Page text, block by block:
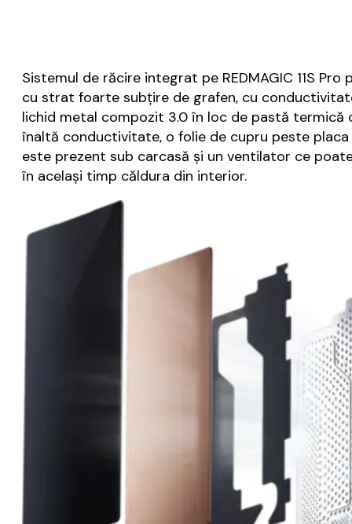
Sistemul de răcire integrat pe REDMAGIC 11S
cu strat foarte subțire de grafen, cu
lichid metal compozit 3.0 în loc de pastă termică
înaltă conductivitate, o folie de cupru peste
este prezent sub carcasă și un ventilator ce
în același timp căldura din interior.